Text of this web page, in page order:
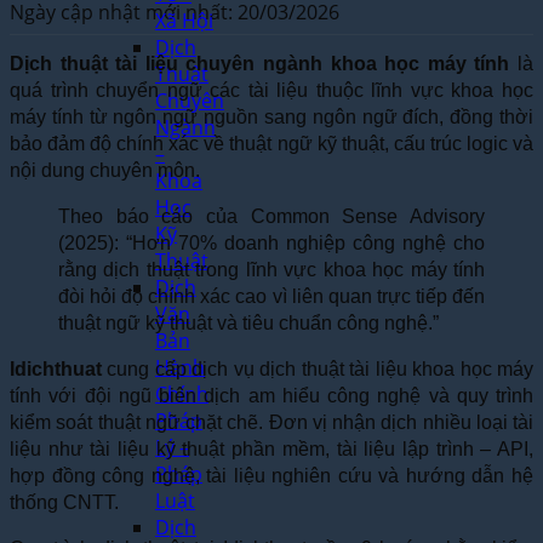
Xã Hội
Dịch
Thuật
Chuyên
Ngành
–
Khoa
Học
Kỹ
Thuật
Dịch
Văn
Bản
Hành
Chính
Pháp
Lý –
Pháp
Luật
Dịch
Ngày cập nhật mới nhất: 20/03/2026
Dịch thuật tài liệu chuyên ngành khoa học máy tính là
quá trình chuyển ngữ các tài liệu thuộc lĩnh vực khoa học
máy tính từ ngôn ngữ nguồn sang ngôn ngữ đích, đồng thời
bảo đảm độ chính xác về thuật ngữ kỹ thuật, cấu trúc logic và
nội dung chuyên môn.
Theo báo cáo của Common Sense Advisory
(2025): “Hơn 70% doanh nghiệp công nghệ cho
rằng dịch thuật trong lĩnh vực khoa học máy tính
đòi hỏi độ chính xác cao vì liên quan trực tiếp đến
thuật ngữ kỹ thuật và tiêu chuẩn công nghệ.”
Idichthuat cung cấp dịch vụ dịch thuật tài liệu khoa học máy
tính với đội ngũ biên dịch am hiểu công nghệ và quy trình
kiểm soát thuật ngữ chặt chẽ. Đơn vị nhận dịch nhiều loại tài
liệu như tài liệu kỹ thuật phần mềm, tài liệu lập trình – API,
hợp đồng công nghệ, tài liệu nghiên cứu và hướng dẫn hệ
thống CNTT.